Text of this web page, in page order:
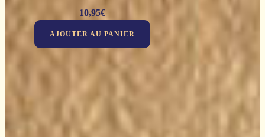
10,95€
AJOUTER AU PANIER